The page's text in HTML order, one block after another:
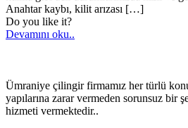
Anahtar kaybı, kilit arızası […]
Do you like it?
Devamını oku..
Ümraniye çilingir firmamız her türlü
yapılarına zarar vermeden sorunsuz bir
hizmeti vermektedir..